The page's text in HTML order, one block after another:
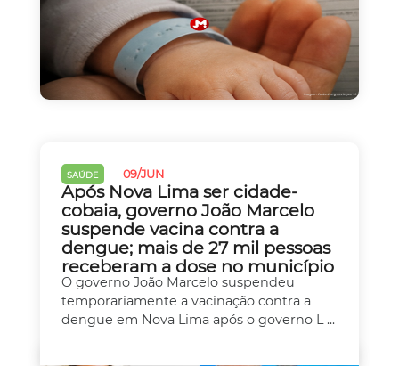
SAÚDE 09/JUN
Após Nova Lima ser cidade-
cobaia, governo João Marcelo
suspende vacina contra a
dengue; mais de 27 mil pessoas
receberam a dose no município
O governo João Marcelo suspendeu
temporariamente a vacinação contra a
dengue em Nova Lima após o governo L ...